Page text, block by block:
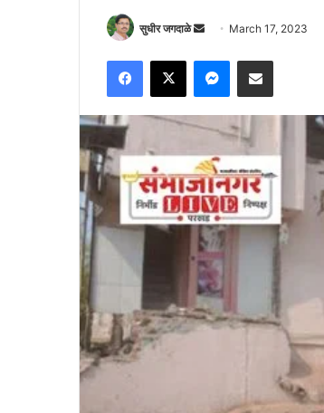
सुधीर जगदाळे
Send
email
March 17, 2023
Facebook
X Messenger
Share via Email